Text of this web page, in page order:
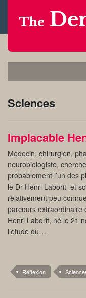
The
Sciences
Implacable
Médecin, chirurgien,
neurobiologiste,
probablement l’un des
le Dr Henri Laborit et
relativement peu
parcours extraordinaire
Henri Laborit, né le 21
l’étude du…
Réflexion